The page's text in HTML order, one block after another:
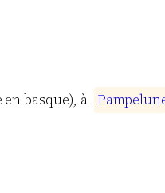
basque), à Pampelun